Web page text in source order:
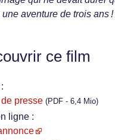
aventure de trois ans !
ce film
presse (PDF - 6,4 Mio)
ligne :